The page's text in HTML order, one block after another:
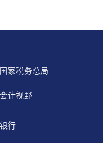
家税务总局
计视野
行